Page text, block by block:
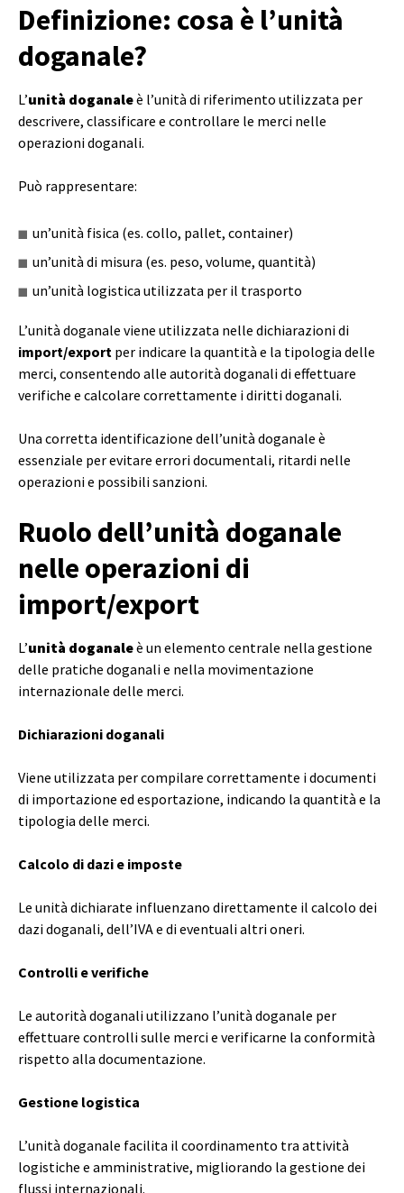
Definizione: cosa è l’unità
doganale?
L’unità doganaleè l’unità di riferimento utilizzata per
descrivere, classificare e controllare le merci nelle
operazioni doganali.
Può rappresentare:
un’unità fisica (es. collo, pallet, container)
un’unità di misura (es. peso, volume, quantità)
un’unità logistica utilizzata per il trasporto
L’unità doganale viene utilizzata nelle dichiarazioni di
import/export per indicare la quantità e la tipologia delle
merci, consentendo alle autorità doganali di effettuare
verifiche e calcolare correttamente i diritti doganali.
Una corretta identificazione dell’unità doganale è
essenziale per evitare errori documentali, ritardi nelle
operazioni e possibili sanzioni.
Ruolo dell’unità doganale
nelle operazioni di
import/export
L’unità doganaleè un elemento centrale nella gestione
delle pratiche doganali e nella movimentazione
internazionale delle merci.
Dichiarazioni doganali
Viene utilizzata per compilare correttamente i documenti
di importazione ed esportazione, indicando la quantità e la
tipologia delle merci.
Calcolo di dazi e imposte
Le unità dichiarate influenzano direttamente il calcolo dei
dazi doganali, dell’IVA e di eventuali altri oneri.
Controlli e verifiche
Le autorità doganali utilizzano l’unità doganale per
effettuare controlli sulle merci e verificarne la conformità
rispetto alla documentazione.
Gestione logistica
L’unità doganale facilita il coordinamento tra attività
logistiche e amministrative, migliorando la gestione dei
flussi internazionali.